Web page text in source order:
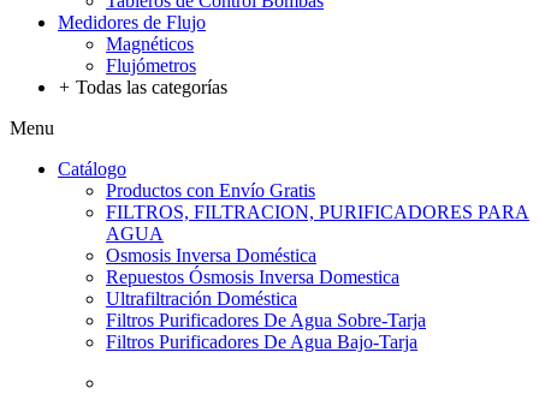
Medidores de Flujo
Magnéticos
Flujómetros
+ Todas las categorías
Menu
Catálogo
Productos con Envío Gratis
FILTROS, FILTRACION, PURIFICADORES PARA
AGUA
Osmosis Inversa Doméstica
Repuestos Ósmosis Inversa Domestica
Ultrafiltración Doméstica
Filtros Purificadores De Agua Sobre-Tarja
Filtros Purificadores De Agua Bajo-Tarja